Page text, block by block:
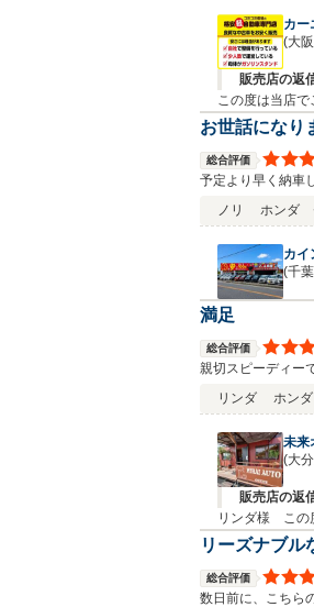
カー
(大
販売店の返
この度は当店
きたいと思い、
お世話になり
総合評価
予定より早く納車
ださりありがたか
ノリ ホンダ
カイ
(千
満足
総合評価
親切スピーディー
リンダ
ホン
未来
(大
販売店の返
リンダ様 この
ら感謝しており
リーズナブル
総合評価
数日前に、こちら